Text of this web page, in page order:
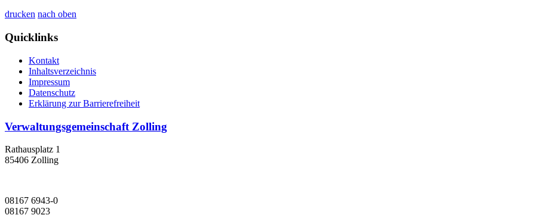
drucken nach oben
Quicklinks
Kontakt
Inhaltsverzeichnis
Impressum
Datenschutz
Erklärung zur Barrierefreiheit
Verwaltungsgemeinschaft Zolling
Rathausplatz 1
85406 Zolling
08167 6943-0
08167 9023